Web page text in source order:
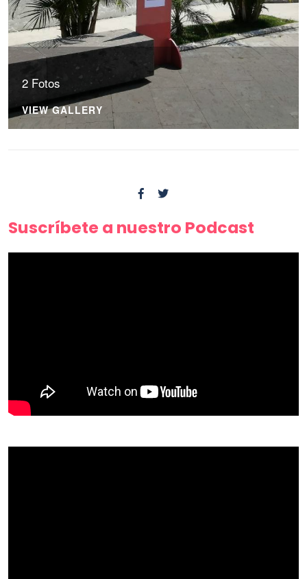
2 Fotos
VIEW GALLERY
Suscríbete a nuestro Podcast